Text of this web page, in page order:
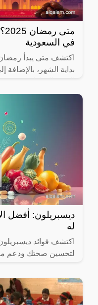
في السعودية
بداية الشهر، بالإضافة
ديسبريلون: أفضل
له
اكتشف فوائد
لتحسين صحتك ودعم